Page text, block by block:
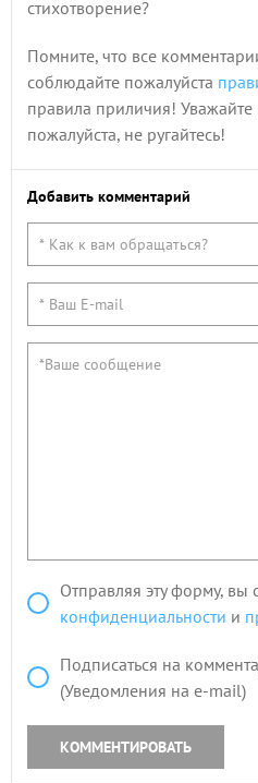
стихотворение?
Помните, что все
соблюдайте пожалуйста
правила приличия! Уважайте
пожалуйста, не ругайтесь!
Добавить комментарий
Отправляя эту форму, вы
конфиденциальности и
Подписаться на
(Уведомления на e-mail)
КОММЕНТИРОВАТЬ